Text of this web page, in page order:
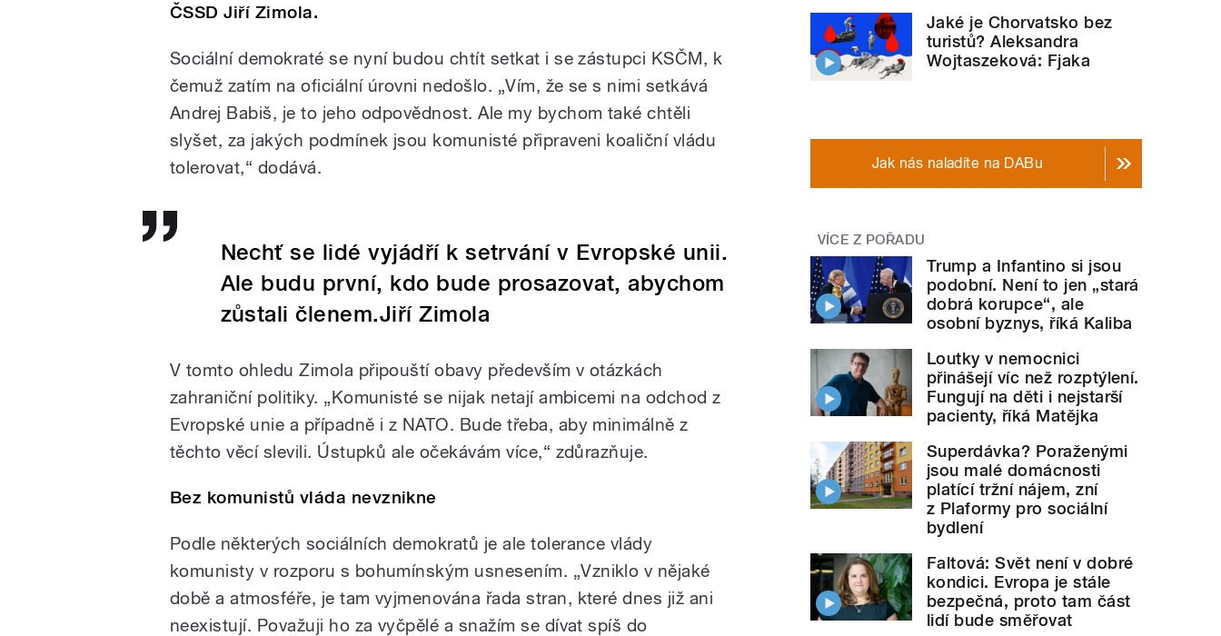
ČSSD Jiří Zimola.
Sociální demokraté se nyní budou chtít setkat i se zástupci KSČM, k
čemuž zatím na oficiální úrovni nedošlo. „Vím, že se s nimi setkává
Andrej Babiš, je to jeho odpovědnost. Ale my bychom také chtěli
slyšet, za jakých podmínek jsou komunisté připraveni koaliční vládu
tolerovat,“ dodává.
Nechť se lidé vyjádří k setrvání v Evropské unii.
Ale budu první, kdo bude prosazovat, abychom
zůstali členem.Jiří Zimola
V tomto ohledu Zimola připouští obavy především v otázkách
zahraniční politiky. „Komunisté se nijak netají ambicemi na odchod z
Evropské unie a případně i z NATO. Bude třeba, aby minimálně z
těchto věcí slevili. Ústupků ale očekávám více,“ zdůrazňuje.
Bez komunistů vláda nevznikne
Podle některých sociálních demokratů je ale tolerance vlády
komunisty v rozporu s bohumínským usnesením. „Vzniklo v nějaké
době a atmosféře, je tam vyjmenována řada stran, které dnes již ani
neexistují. Považuji ho za vyčpělé a snažím se dívat spíš do
Jaké je Chorvatsko bez
turistů? Aleksandra
Wojtaszeková: Fjaka
Jak nás naladíte na DABu
VÍCE Z POŘADU
Trump a Infantino si jsou
podobní. Není to jen „stará
dobrá korupce“, ale
osobní byznys, říká Kaliba
Loutky v nemocnici
přinášejí víc než rozptýlení.
Fungují na děti i nejstarší
pacienty, říká Matějka
Superdávka? Poraženými
jsou malé domácnosti
platící tržní nájem, zní
z Plaformy pro sociální
bydlení
Faltová: Svět není v dobré
kondici. Evropa je stále
bezpečná, proto tam část
lidí bude směřovat